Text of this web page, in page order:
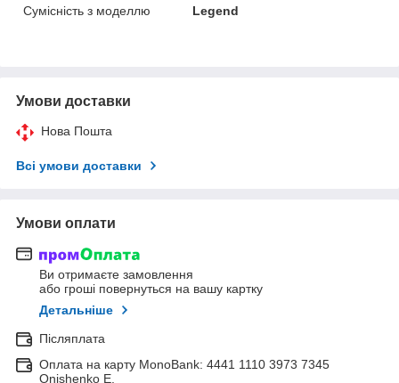
Сумісність з моделлю
Legend
Умови доставки
Нова Пошта
Всі умови доставки
Умови оплати
Ви отримаєте замовлення
або гроші повернуться на вашу картку
Детальніше
Післяплата
Оплата на карту MonoBank: 4441 1110 3973 7345
Onishenko E.